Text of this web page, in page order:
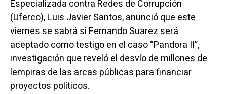
Especializada contra Redes de Corrupción
(Uferco), Luis Javier Santos, anunció que este
viernes se sabrá si Fernando Suarez será
aceptado como testigo en el caso “Pandora II”,
investigación que reveló el desvío de millones de
lempiras de las arcas públicas para financiar
proyectos políticos.